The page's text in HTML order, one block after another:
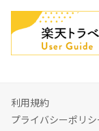
キャンペーン
利用規約
プライバシーポリシ